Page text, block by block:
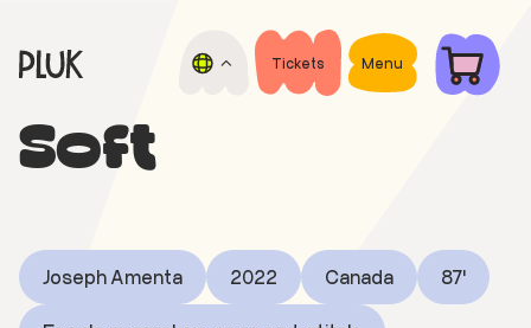
de
de
Nacht
film
festival
Tickets Menu
Soft
Joseph Amenta 2022 Canada 87'